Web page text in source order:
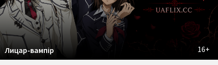
16+
Лицар-вампір